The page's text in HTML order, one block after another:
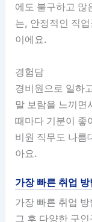
에도 불구하고 많
는, 안정적인 직
이에요.
경험담
경비원으로 일하
말 보람을 느끼면
때마다 기분이 좋
비원 직무도 나름
아요.
가장 빠른 취업
가장 빠른 취업
그 후 다양한 구